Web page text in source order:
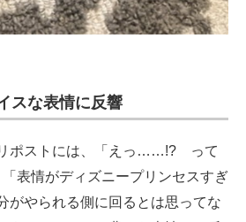
スな表情に反響
ポストには、「えっ……!? って
表情がディズニープリンセスすぎ
がやられる側に回るとは思ってな